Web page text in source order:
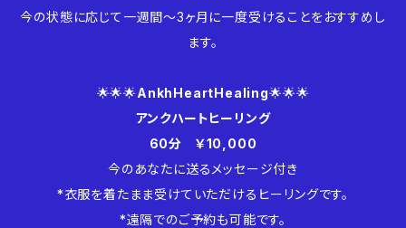
今の状態に応じて一週間〜3ヶ月に一度受けることをおすすめし
ます。
🌟🌟🌟AnkhHeartHealing🌟🌟🌟
アンクハートヒーリング
60分 ￥10,000
今のあなたに送るメッセージ付き
*衣服を着たまま受けていただけるヒーリングです。
*遠隔でのご予約も可能です。